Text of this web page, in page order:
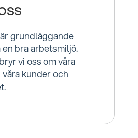
grundläggande
bra arbetsmiljö.
vi oss om våra
kunder och